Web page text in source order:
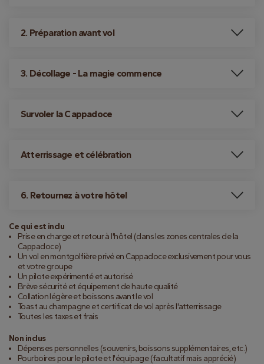
2. Préparation avant vol
3. Décollage - La magie commence
Survoler la Cappadoce
Atterrissage et célébration
6. Retournez à votre hôtel
Ce qui est inclu
Prise en charge et retour à l'hôtel (dans les zones centrales de la
Cappadoce)
Un vol en montgolfière privé en Cappadoce exclusivement pour vous
et votre groupe
Un pilote expérimenté et autorisé
Brève sécurité et équipement de haute qualité
Collation légère et boissons avant le vol
Toast au champagne et certificat de vol après l'atterrissage
Toutes les taxes et frais
Non inclus
Dépenses personnelles (souvenirs, boissons supplémentaires, etc.)
Pourboires pour le pilote et l'équipage (facultatif mais apprécié)